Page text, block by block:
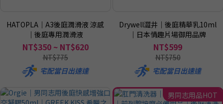
HATOPLA｜A3後庭潤滑液 涼感
｜後庭專用潤滑液
NT$350 ~ NT$620
NT$775
宅配當日出速達
Drywell澀井｜後庭精華乳10ml
｜日本情趣片場御用品牌
NT$599
NT$750
宅配當日出速達
男同志用品HOT